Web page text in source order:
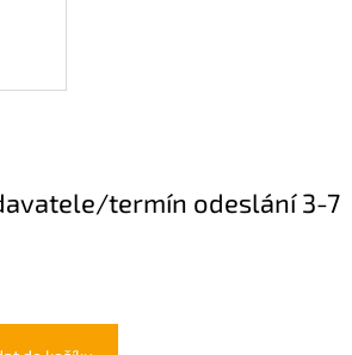
termín odeslání 3-7